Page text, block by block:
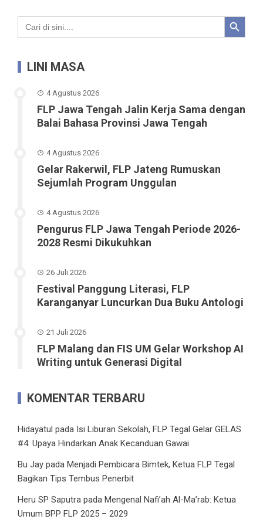
Search
for:
Search Button
LINI MASA
4 Agustus 2026
FLP Jawa Tengah Jalin Kerja Sama dengan
Balai Bahasa Provinsi Jawa Tengah
4 Agustus 2026
Gelar Rakerwil, FLP Jateng Rumuskan
Sejumlah Program Unggulan
4 Agustus 2026
Pengurus FLP Jawa Tengah Periode 2026-
2028 Resmi Dikukuhkan
26 Juli 2026
Festival Panggung Literasi, FLP
Karanganyar Luncurkan Dua Buku Antologi
21 Juli 2026
FLP Malang dan FIS UM Gelar Workshop AI
Writing untuk Generasi Digital
KOMENTAR TERBARU
Hidayatul pada Isi Liburan Sekolah, FLP Tegal Gelar GELAS
#4: Upaya Hindarkan Anak Kecanduan Gawai
Bu Jay pada Menjadi Pembicara Bimtek, Ketua FLP Tegal
Bagikan Tips Tembus Penerbit
Heru SP Saputra pada Mengenal Nafi’ah Al-Ma’rab: Ketua
Umum BPP FLP 2025 – 2029